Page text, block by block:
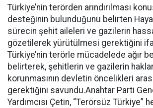
Türkiye’nin terörden arındırılması
desteğinin bulunduğunu belirten
sürecin şehit aileleri ve gazilerin
gözetilerek yürütülmesi gerektiğini
Türkiye’nin terörle mücadelede ağır
belirterek, şehitlerin ve gazilerin
korunmasının devletin öncelikleri
gerektiğini savundu.Anahtar Parti
Yardımcısı Çetin, “Terörsüz Türkiye”